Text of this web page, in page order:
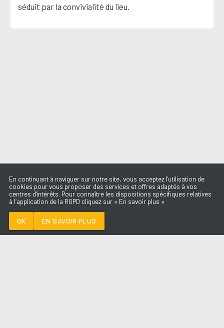
séduit par la convivialité du lieu.
En continuant à naviguer sur notre site, vous acceptez l'utilisation de
cookies pour vous proposer des services et offres adaptés à vos
centres d'intérêts. Pour connaître les dispositions spécifiques relatives
à l’application de la RGPD cliquez sur « En savoir plus »
OK EN SAVOIR PLUS